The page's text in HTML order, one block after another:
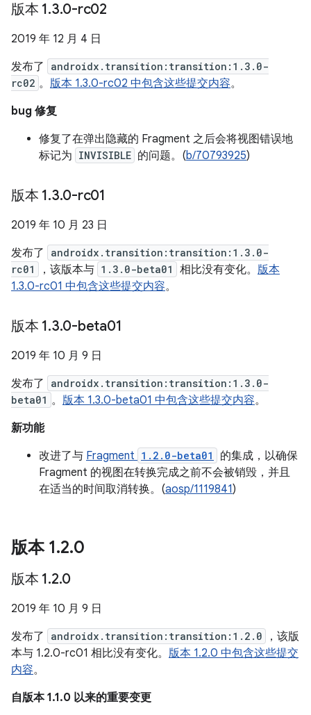
版本 1.3.0-rc02
2019 年 12 月 4 日
发布了
androidx.transition:transition:1.3.0-
rc02 。 版本 1.3.0-rc02 中包含这些提交内容。
bug 修复
修复了在弹出隐藏的 Fragment 之后会将视图错误地
标记为 INVISIBLE 的问题。(b/70793925)
版本 1.3.0-rc01
2019 年 10 月 23 日
发布了
androidx.transition:transition:1.3.0-
rc01
，该版本与 1.3.0-beta01 相比没有变化。 版本
1.3.0-rc01 中包含这些提交内容。
版本 1.3.0-beta01
2019 年 10 月 9 日
发布了
androidx.transition:transition:1.3.0-
beta01 。 版本 1.3.0-beta01 中包含这些提交内容。
新功能
改进了与 Fragment 1.2.0-beta01
的集成，以确保
Fragment 的视图在转换完成之前不会被销毁，并且
在适当的时间取消转换。(aosp/1119841)
版本 1.2.0
版本 1.2.0
2019 年 10 月 9 日
发布了
androidx.transition:transition:1.2.0
，该版
本与 1.2.0-rc01 相比没有变化。 版本 1.2.0 中包含这些提交
内容。
自版本 1.1.0 以来的重要变更